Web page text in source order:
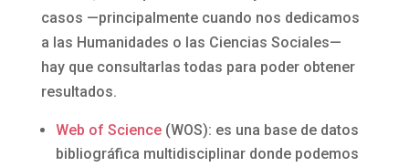
casos —principalmente cuando nos dedicamos
a las Humanidades o las Ciencias Sociales—
hay que consultarlas todas para poder obtener
resultados.
Web of Science(WOS): es una base de datos
bibliográfica multidisciplinar donde podemos